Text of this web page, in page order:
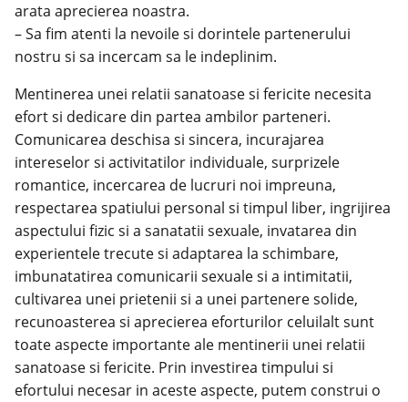
arata aprecierea noastra.
– Sa fim atenti la nevoile si dorintele partenerului
nostru si sa incercam sa le indeplinim.
Mentinerea unei relatii sanatoase si fericite necesita
efort si dedicare din partea ambilor parteneri.
Comunicarea deschisa si sincera, incurajarea
intereselor si activitatilor individuale, surprizele
romantice, incercarea de lucruri noi impreuna,
respectarea spatiului personal si timpul liber, ingrijirea
aspectului fizic si a sanatatii sexuale, invatarea din
experientele trecute si adaptarea la schimbare,
imbunatatirea comunicarii sexuale si a intimitatii,
cultivarea unei prietenii si a unei partenere solide,
recunoasterea si aprecierea eforturilor celuilalt sunt
toate aspecte importante ale mentinerii unei relatii
sanatoase si fericite. Prin investirea timpului si
efortului necesar in aceste aspecte, putem construi o